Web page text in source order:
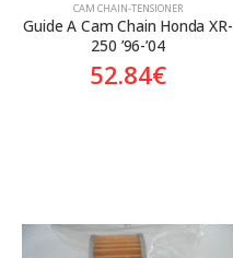
CAM CHAIN-TENSIONER
Guide A Cam Chain Honda XR-
250 ’96-’04
52.84€